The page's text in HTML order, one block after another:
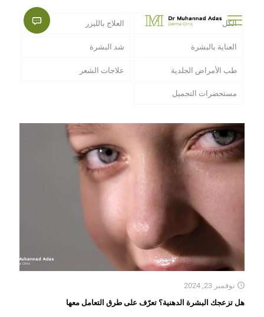
الكل العلاج بالليزر
العناية بالبشرة شد البشرة
طب الأمراض الجلدية علاجات الشعر
مستحضرات التجميل
نوفمبر 23, 2024
هل تزعجك البشرة الدهنية؟ تعرّف على طرق التعامل معها